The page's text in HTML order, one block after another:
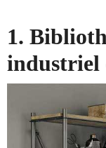
1.
industriel